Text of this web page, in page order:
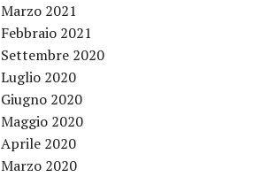
Marzo 2021
Febbraio 2021
Settembre 2020
Luglio 2020
Giugno 2020
Maggio 2020
Aprile 2020
Marzo 2020